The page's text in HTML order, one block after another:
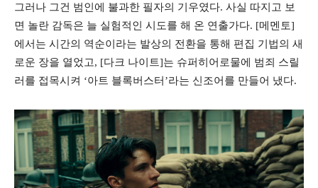
그러나 그건 범인에 불과한 필자의 기우였다. 사실 따지고 보
면 놀란 감독은 늘 실험적인 시도를 해 온 연출가다. [메멘토]
에서는 시간의 역순이라는 발상의 전환을 통해 편집 기법의 새
로운 장을 열었고, [다크 나이트]는 슈퍼히어로물에 범죄 스릴
러를 접목시켜 ‘아트 블록버스터’라는 신조어를 만들어 냈다.